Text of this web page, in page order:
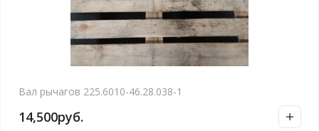
Вал рычагов 225.6010-46.28.038-1
14,500руб.